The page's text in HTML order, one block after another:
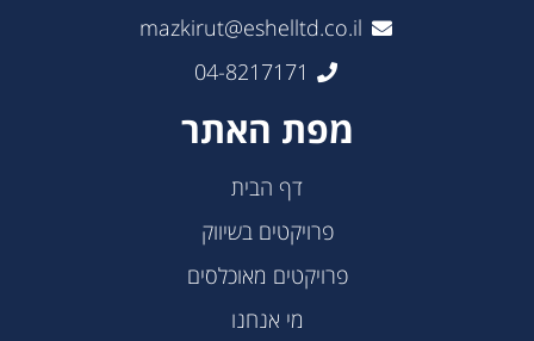
mazkirut@eshelltd.co.il
04-8217171
מפת האתר
דף הבית
פרויקטים בשיווק
פרויקטים מאוכלסים
מי אנחנו